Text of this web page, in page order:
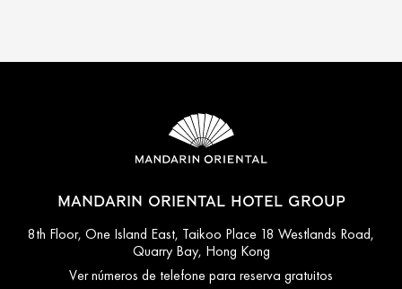
MANDARIN ORIENTAL HOTEL GROUP
8th Floor, One Island East, Taikoo Place 18 Westlands Road,
Quarry Bay, Hong Kong
Ver números de telefone para reserva gratuitos